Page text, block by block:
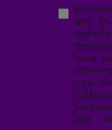
En
que
Vous
page
site